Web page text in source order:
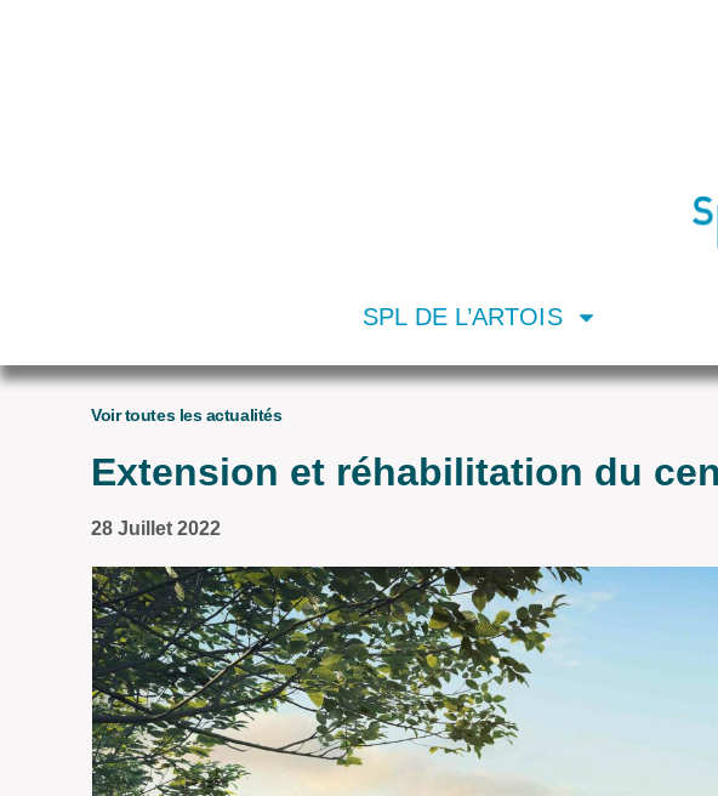
SPL DE L’ARTOIS
Voir toutes les actualités
Extension et réhabilitation du
28 Juillet 2022